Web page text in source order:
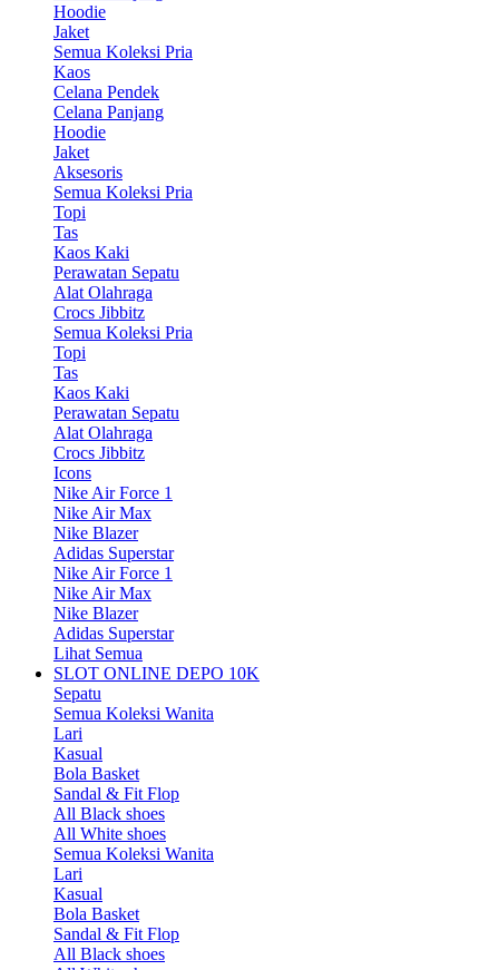
Hoodie
Jaket
Semua Koleksi Pria
Kaos
Celana Pendek
Celana Panjang
Hoodie
Jaket
Aksesoris
Semua Koleksi Pria
Topi
Tas
Kaos Kaki
Perawatan Sepatu
Alat Olahraga
Crocs Jibbitz
Semua Koleksi Pria
Topi
Tas
Kaos Kaki
Perawatan Sepatu
Alat Olahraga
Crocs Jibbitz
Icons
Nike Air Force 1
Nike Air Max
Nike Blazer
Adidas Superstar
Nike Air Force 1
Nike Air Max
Nike Blazer
Adidas Superstar
Lihat Semua
SLOT ONLINE DEPO 10K
Sepatu
Semua Koleksi Wanita
Lari
Kasual
Bola Basket
Sandal & Fit Flop
All Black shoes
All White shoes
Semua Koleksi Wanita
Lari
Kasual
Bola Basket
Sandal & Fit Flop
All Black shoes